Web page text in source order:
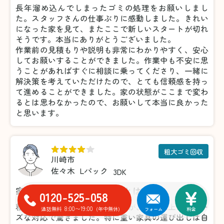
長年溜め込んでしまったゴミの処理をお願いしまし
た。スタッフさんの仕事ぶりに感動しました。きれい
になった家を見て、またここで新しいスタートが切れ
そうです。本当にありがとうございました。
作業前の見積もりや説明も非常にわかりやすく、安心
してお願いすることができました。作業中も不安に思
うことがあればすぐに相談に乗ってくださり、一緒に
解決策を考えていただけたので、とても信頼感を持っ
て進めることができました。家の状態がここまで変わ
るとは思わなかったので、お願いして本当に良かった
と思います。
川崎市
佐々木 Lパック 3DK
粗大ゴミ回収
家具の処分がこんなに楽だとは！
粗大ゴミの処分で利用しましたが、想像以上にスムー
ズな対応で驚きました。特に重い家具の運び出しは自
0120-525-058
通話無料 8:00〜19:00 (年中無休) フォーム 料金